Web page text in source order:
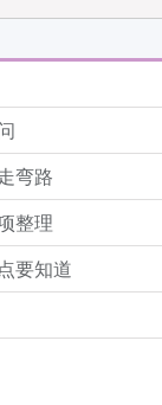
弯路
整理
要知道